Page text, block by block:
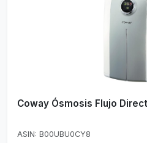
Coway Ósmosis Flujo
ASIN: B00UBU0CY8